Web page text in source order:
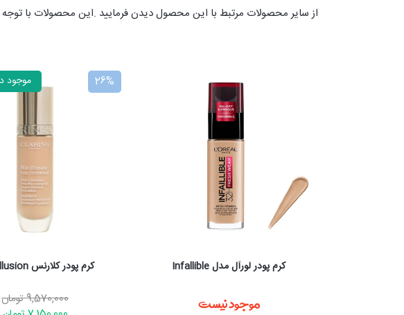
از سایر محصولات مرتبط با این محصول دیدن فرمایید .این محصولات با توجه
موجود در چند رنگ
کرم پودر کلارنس skin illusion
9,570,000 تومان
CHAI 210B
موجود نیست